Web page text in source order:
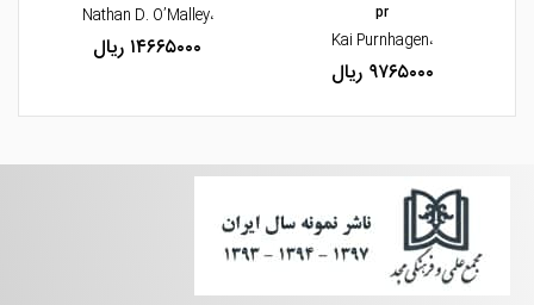
pr
،Kai Purnhagen
۹۷۶۵۰۰۰ ریال
،Nathan D. O’Malley
۱۴۶۶۵۰۰۰ ریال